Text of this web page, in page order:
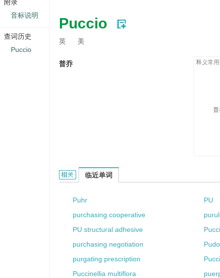
Puccio
英 美
普乔 释义常
Puccio的相关资料：
临近单词
Puhr
PU
purchasing cooperative
PU structural adhesive
purchasing negotiation
purgating prescription
Puccinellia multiflora
附录
音标说明
查词历史
Puccio